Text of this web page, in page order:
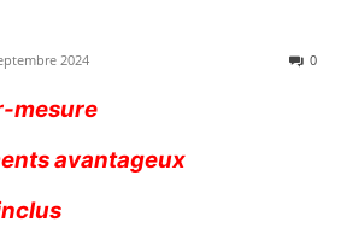
2024 0
mesure
avantageux